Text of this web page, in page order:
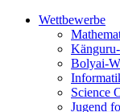
Wettbewerbe
Bolyai-
Science
Jugend